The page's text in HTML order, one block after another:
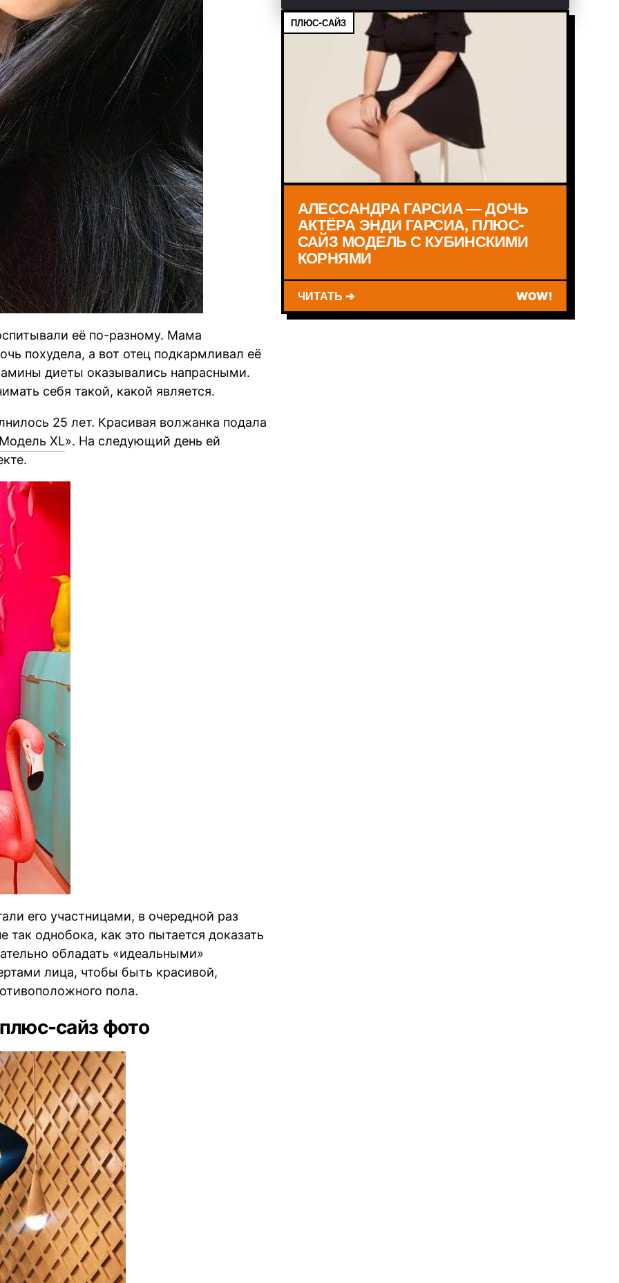
её по-разному. Мама
похудела, а вот отец подкармливал её
диеты оказывались напрасными.
себя такой, какой является.
25 лет. Красивая волжанка подала
XL». На следующий день ей
его участницами, в очередной раз
однобока, как это пытается доказать
обладать «идеальными»
лица, чтобы быть красивой,
пола.
сайз фото
ПЛЮС-САЙЗ
АЛЕССАНДРА ГАРСИА — ДОЧЬ
АКТЁРА ЭНДИ ГАРСИА, ПЛЮС-
САЙЗ МОДЕЛЬ С КУБИНСКИМИ
КОРНЯМИ
ЧИТАТЬ ➔ WOW!